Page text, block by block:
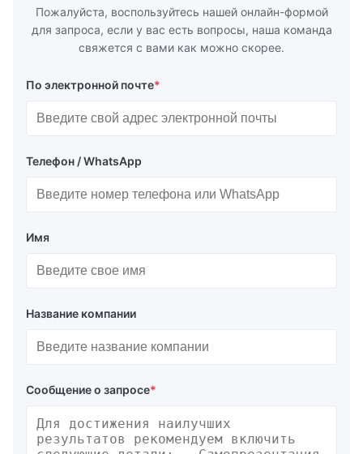
Пожалуйста, воспользуйтесь нашей онлайн-формой
для запроса, если у вас есть вопросы, наша команда
свяжется с вами как можно скорее.
По электронной почте*
Телефон / WhatsApp
Имя
Название компании
Сообщение о запросе*